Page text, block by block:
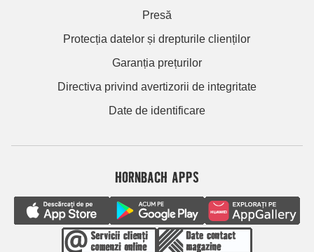
Presă
Protecția datelor și drepturile clienților
Garanția prețurilor
Directiva privind avertizorii de integritate
Date de identificare
HORNBACH APPS